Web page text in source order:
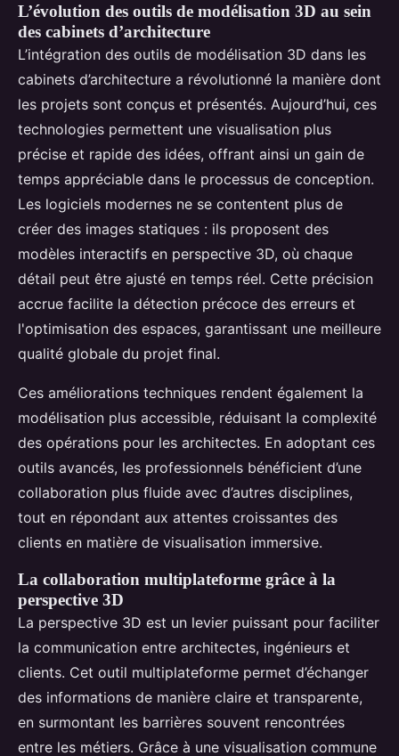
L’évolution des outils de modélisation 3D au sein
des cabinets d’architecture
L’intégration des outils de modélisation 3D dans les
cabinets d’architecture a révolutionné la manière dont
les projets sont conçus et présentés. Aujourd’hui, ces
technologies permettent une visualisation plus
précise et rapide des idées, offrant ainsi un gain de
temps appréciable dans le processus de conception.
Les logiciels modernes ne se contentent plus de
créer des images statiques : ils proposent des
modèles interactifs en perspective 3D, où chaque
détail peut être ajusté en temps réel. Cette précision
accrue facilite la détection précoce des erreurs et
l'optimisation des espaces, garantissant une meilleure
qualité globale du projet final.
Ces améliorations techniques rendent également la
modélisation plus accessible, réduisant la complexité
des opérations pour les architectes. En adoptant ces
outils avancés, les professionnels bénéficient d’une
collaboration plus fluide avec d’autres disciplines,
tout en répondant aux attentes croissantes des
clients en matière de visualisation immersive.
La collaboration multiplateforme grâce à la
perspective 3D
La perspective 3D est un levier puissant pour faciliter
la communication entre architectes, ingénieurs et
clients. Cet outil multiplateforme permet d’échanger
des informations de manière claire et transparente,
en surmontant les barrières souvent rencontrées
entre les métiers. Grâce à une visualisation commune